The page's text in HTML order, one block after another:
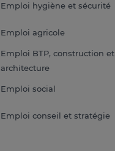
Emploi hygiène et sécurité
Emploi agricole
Emploi BTP, construction et
architecture
Emploi social
Emploi conseil et stratégie